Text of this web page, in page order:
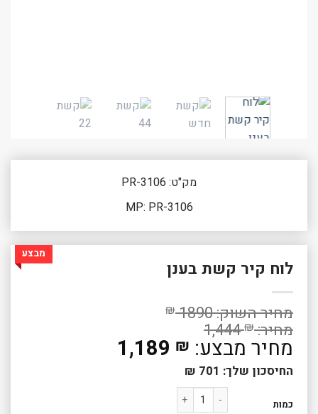
מק"ט: PR-3106
MP: PR-3106
מבצע
לוח קיר קשת בענן
1890
₪
1,444₪
המחיר
המקורי
היה:
1,444 ₪.
1,189 ₪
המחיר
הנוכחי
הוא:
החיסכון שלך: ₪
כמות
כמות של לוח קיר קשת בענן